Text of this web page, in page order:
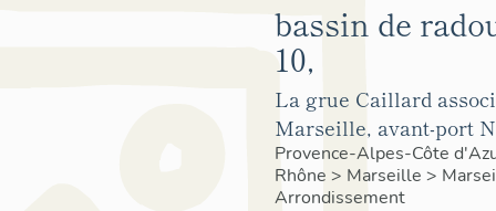
bassin de
10,
La grue Caillard
Marseille, avant-port
Provence-Alpes-Côte
Rhône > Marseille >
Arrondissement